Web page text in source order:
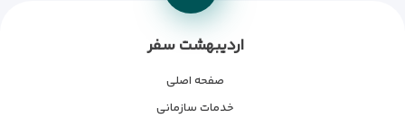
اردیبهشت سفر
صفحه اصلی
خدمات سازمانی